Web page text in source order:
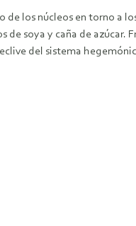
los núcleos en torno a
soya y caña de azúcar.
del sistema